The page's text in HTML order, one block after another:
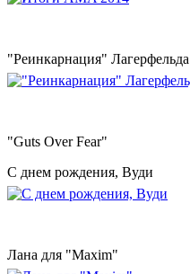
"Реинкарнация" Лагерфельда
"Guts Over Fear"
С днем рождения, Вуди
Лана для "Maxim"